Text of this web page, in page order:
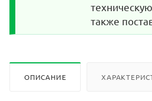
также
ОПИСАНИЕ